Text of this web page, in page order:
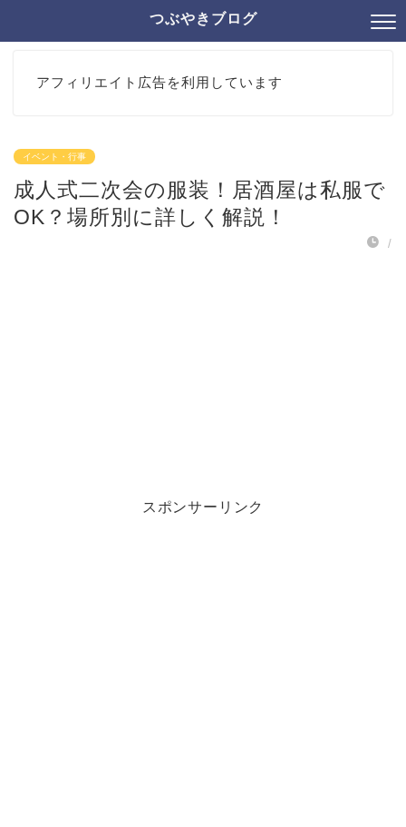
つぶやきブログ
アフィリエイト広告を利用しています
イベント・行事
成人式二次会の服装！居酒屋は私服で
OK？場所別に詳しく解説！
/
スポンサーリンク